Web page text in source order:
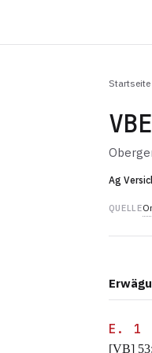
Startseite
Ag
QUELLE
E. 1
[VB]